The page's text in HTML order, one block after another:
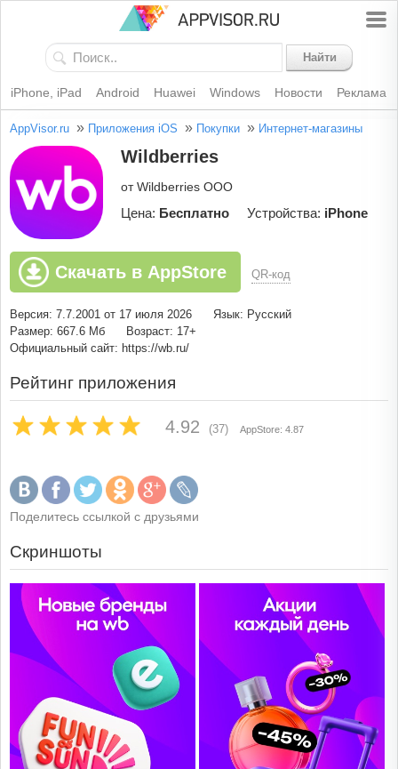
Найти
iPhone, iPad Android Huawei Windows Новости Реклама
AppVisor.ru » Приложения iOS » Покупки » Интернет-магазины
Wildberries
от Wildberries OOO
Цена: Бесплатно Устройства: iPhone
Скачать в AppStore QR-код
Версия: 7.7.2001 от 17 июля 2026
Язык: Русский
Размер: 667.6 Мб
Возраст: 17+
Официальный сайт: https://wb.ru/
Рейтинг приложения
4.92 (37) AppStore: 4.87
Поделитесь ссылкой с друзьями
Скриншоты